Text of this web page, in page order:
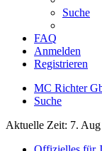
Suche
FAQ
Anmelden
Registrieren
MC Richter
Suche
Aktuelle Zeit: 7.